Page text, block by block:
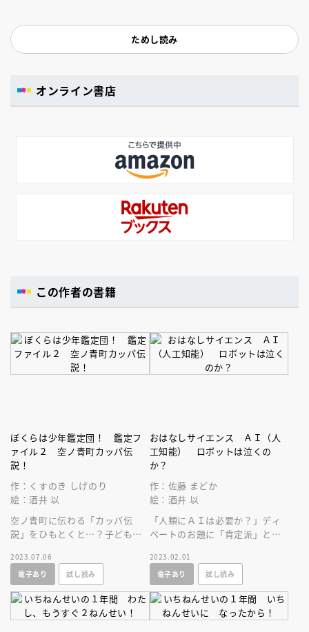
ためし読み
オンライン書店
この作者の書籍
ぼくらは少年鑑定団！ 鑑定フ
ァイル２ 空ノ青町カッパ伝
説！
作：くすのき しげのり
絵：酒井 以
空ノ青町に伝わる「カッパ伝
説」をひもとくと…？子どもた
当に価値あるもの」に迫る新シ
リーズ第２巻！
2023.07.06
電子あり
試し読み
おはなしサイエンス ＡＩ（人
工知能） ロボットは泣くの
か？
作：佐藤 まどか
絵：酒井 以
「人類にＡＩは必要か？」ディ
ベートのお題に「肯定派」とし
でＡＩの可能性と恐ろしさを知
っていく。
2023.02.01
電子あり
試し読み